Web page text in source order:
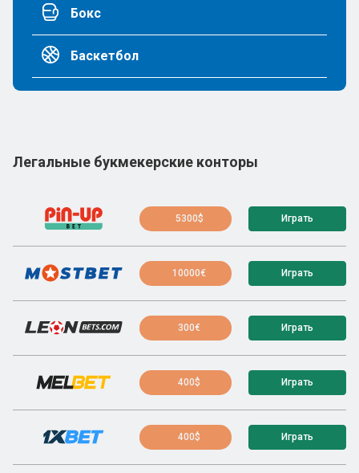
Бокс
Баскетбол
Легальные букмекерские конторы
5300$ Играть
10000€ Играть
300€ Играть
400$ Играть
400$ Играть